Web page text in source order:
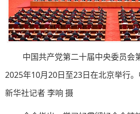
中国共产党第二十届中央委员会
2025年10月20日至23日在北京举行。
新华社记者 李响 摄